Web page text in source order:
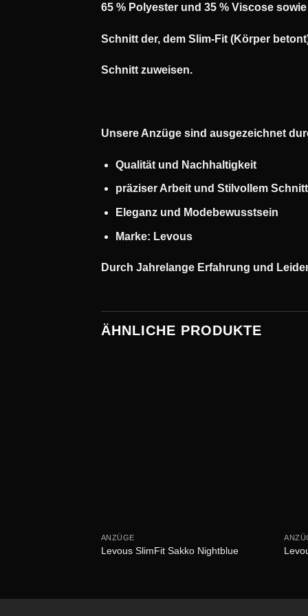
65 % Polyester und 35 % Viscose
Schnitt der, dem Slim-Fit (Körper
Schnitt zuweisen.
Unsere Anzüge sind ausgezeichnet
Qualität und Nachhaltigkeit
präziser Arbeit und Stilvollem Schnitt
Eleganz und Modebewusstsein
Marke: Levous
Durch Jahrelange Erfahrung und
ÄHNLICHE PRODUKTE
ANZÜGE
Levous SlimFit Sakko Nightblue